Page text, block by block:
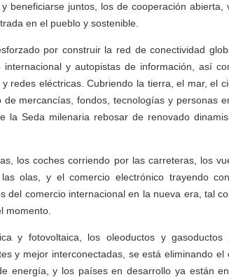
beneficiarse juntos, los de cooperación abierta,
en el pueblo y sostenible.
por construir la red de conectividad
y autopistas de información, así
redes eléctricas. Cubriendo la tierra, el mar, el
mercancías, fondos, tecnologías y personas
la Seda milenaria rebosar de renovado
los coches corriendo por las carreteras, los
olas, y el comercio electrónico trayendo
del comercio internacional en la nueva era, tal
momento.
y fotovoltaica, los oleoductos y
y mejor interconectadas, se está eliminando el
energía, y los países en desarrollo ya están